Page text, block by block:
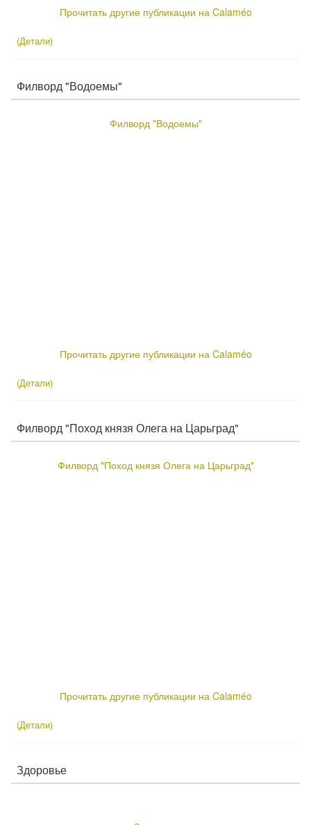
Прочитать другие публикации на Calaméo
(Детали)
Филворд "Водоемы"
Филворд "Водоемы"
Прочитать другие публикации на Calaméo
(Детали)
Филворд "Поход князя Олега на Царьград"
Филворд "Поход князя Олега на Царьград"
Прочитать другие публикации на Calaméo
(Детали)
Здоровье